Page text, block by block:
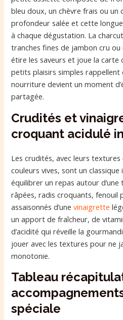
bleu doux, un chèvre frais ou
profondeur salée et cette
à chaque dégustation. La
tranches fines de jambon cru ou
étire les saveurs et joue la carte
petits plaisirs simples rappellent
nourriture devient un moment
partagée.
Crudités et
croquant acidulé
Les crudités, avec leurs
couleurs vives, sont un
équilibrer un repas autour
râpées, radis croquants, fenouil
assaisonnés d’unevinaigrette
un apport de fraîcheur, de
d’acidité qui réveille la
jouer avec les textures pour ne
monotonie.
Tableau
spéciale